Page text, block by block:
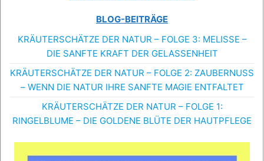
BLOG-BEITRÄGE
KRÄUTERSCHÄTZE DER NATUR – FOLGE 3: MELISSE –
DIE SANFTE KRAFT DER GELASSENHEIT
KRÄUTERSCHÄTZE DER NATUR – FOLGE 2: ZAUBERNUSS
– WENN DIE NATUR IHRE SANFTE MAGIE ENTFALTET
KRÄUTERSCHÄTZE DER NATUR – FOLGE 1:
RINGELBLUME – DIE GOLDENE BLÜTE DER HAUTPFLEGE